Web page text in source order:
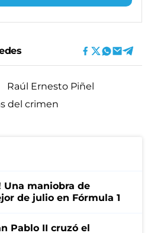
Raúl Ernesto Piñel
del crimen
Una maniobra de
de julio en Fórmula 1
Pablo II cruzó el